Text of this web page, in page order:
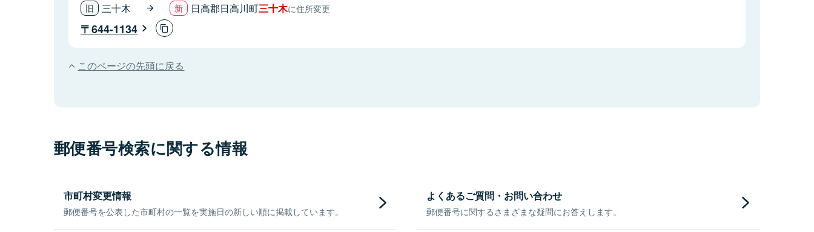
三十木 日高郡日高川町三十木に住所変更
644-1134
このページの先頭に戻る
郵便番号検索に関する情報
市町村変更情報
郵便番号を公表した市町村の一覧を実施日の新しい順に掲載しています。
よくあるご質問・お問い合わせ
郵便番号に関するさまざまな疑問にお答えします。